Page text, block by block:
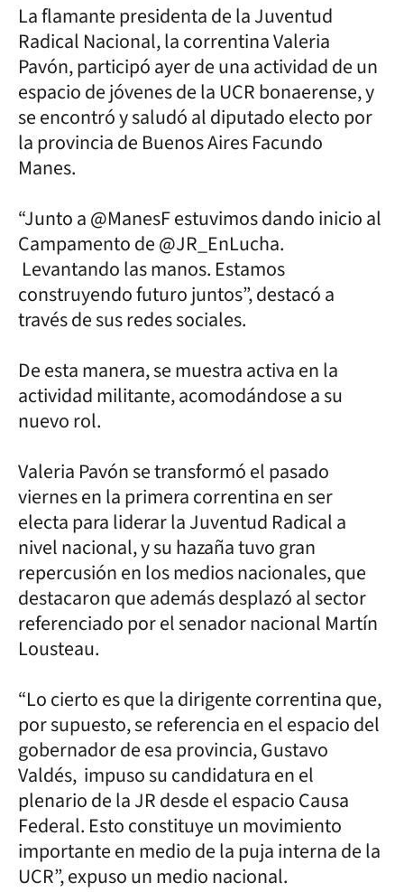
La flamante presidenta de la Juventud
Radical Nacional, la correntina Valeria
Pavón, participó ayer de una actividad de un
espacio de jóvenes de la UCR bonaerense, y
se encontró y saludó al diputado electo por
la provincia de Buenos Aires Facundo
Manes.
“Junto a @ManesF estuvimos dando inicio al
Campamento de @JR_EnLucha.
Levantando las manos. Estamos
construyendo futuro juntos”, destacó a
través de sus redes sociales.
De esta manera, se muestra activa en la
actividad militante, acomodándose a su
nuevo rol.
Valeria Pavón se transformó el pasado
viernes en la primera correntina en ser
electa para liderar la Juventud Radical a
nivel nacional, y su hazaña tuvo gran
repercusión en los medios nacionales, que
destacaron que además desplazó al sector
referenciado por el senador nacional Martín
Lousteau.
“Lo cierto es que la dirigente correntina que,
por supuesto, se referencia en el espacio del
gobernador de esa provincia, Gustavo
Valdés, impuso su candidatura en el
plenario de la JR desde el espacio Causa
Federal. Esto constituye un movimiento
importante en medio de la puja interna de la
UCR”, expuso un medio nacional.